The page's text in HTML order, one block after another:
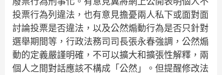
投票行為列違法，也有意見擔憂兩人私下或面對面
討論投票是否違法，以及公然煽動行為是否只針對
選舉期間等，行政法務司司長張永春強調，公然煽
動的定義嚴謹明確，不可以擴大和擴張性解釋，兩
個人之間對話應該不構成「公然」。但提醒修改法